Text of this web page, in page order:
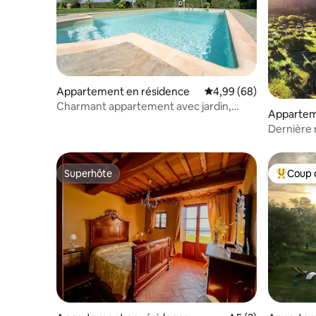
Appartement en résidence Évaluation moyenne
4,99 (68)
Charmant appartement avec jardin,
Dernière
Superhôte
Superhôte Coups
Coup